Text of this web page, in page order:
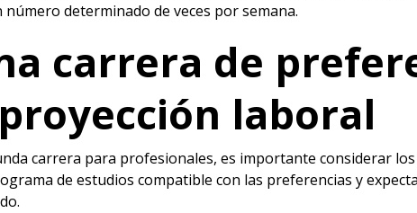
determinado de veces por semana.
carrera de
laboral
carrera para profesionales, es importante considerar
de estudios compatible con las preferencias y